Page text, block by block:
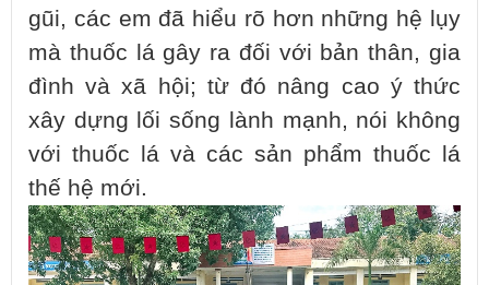
gũi, các em đã hiểu rõ hơn những hệ lụy
mà thuốc lá gây ra đối với bản thân, gia
đình và xã hội; từ đó nâng cao ý thức
xây dựng lối sống lành mạnh, nói không
với thuốc lá và các sản phẩm thuốc lá
thế hệ mới.